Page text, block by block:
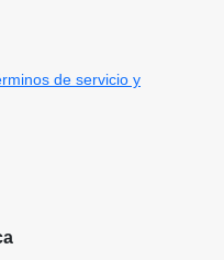
de servicio y